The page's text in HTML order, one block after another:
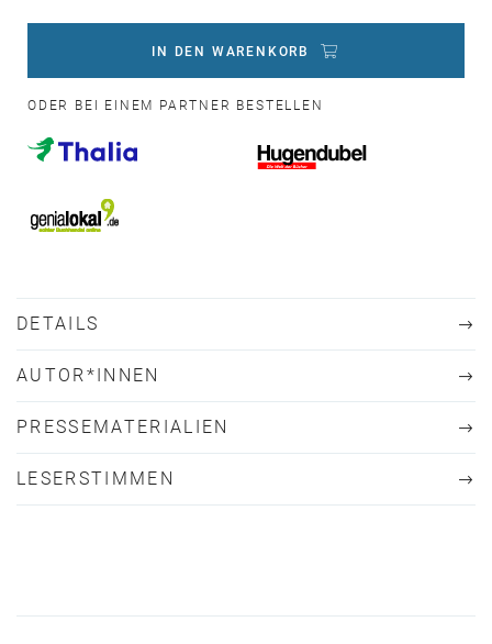
IN DEN WARENKORB
ODER BEI EINEM PARTNER BESTELLEN
DETAILS
AUTOR*INNEN
PRESSEMATERIALIEN
LESERSTIMMEN